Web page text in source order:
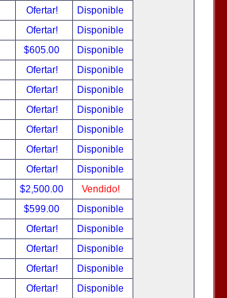
Ofertar!
Disponible
Ofertar!
Disponible
$605.00
Disponible
Ofertar!
Disponible
Ofertar!
Disponible
Ofertar!
Disponible
Ofertar!
Disponible
Ofertar!
Disponible
Ofertar!
Disponible
$2,500.00
Vendido!
$599.00
Disponible
Ofertar!
Disponible
Ofertar!
Disponible
Ofertar!
Disponible
Ofertar!
Disponible